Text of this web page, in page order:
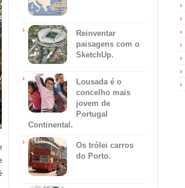
Reinventar
paisagens com o
SketchUp.
Lousada é o
concelho mais
jovem de
Portugal
Continental.
Os trólei carros
do Porto.